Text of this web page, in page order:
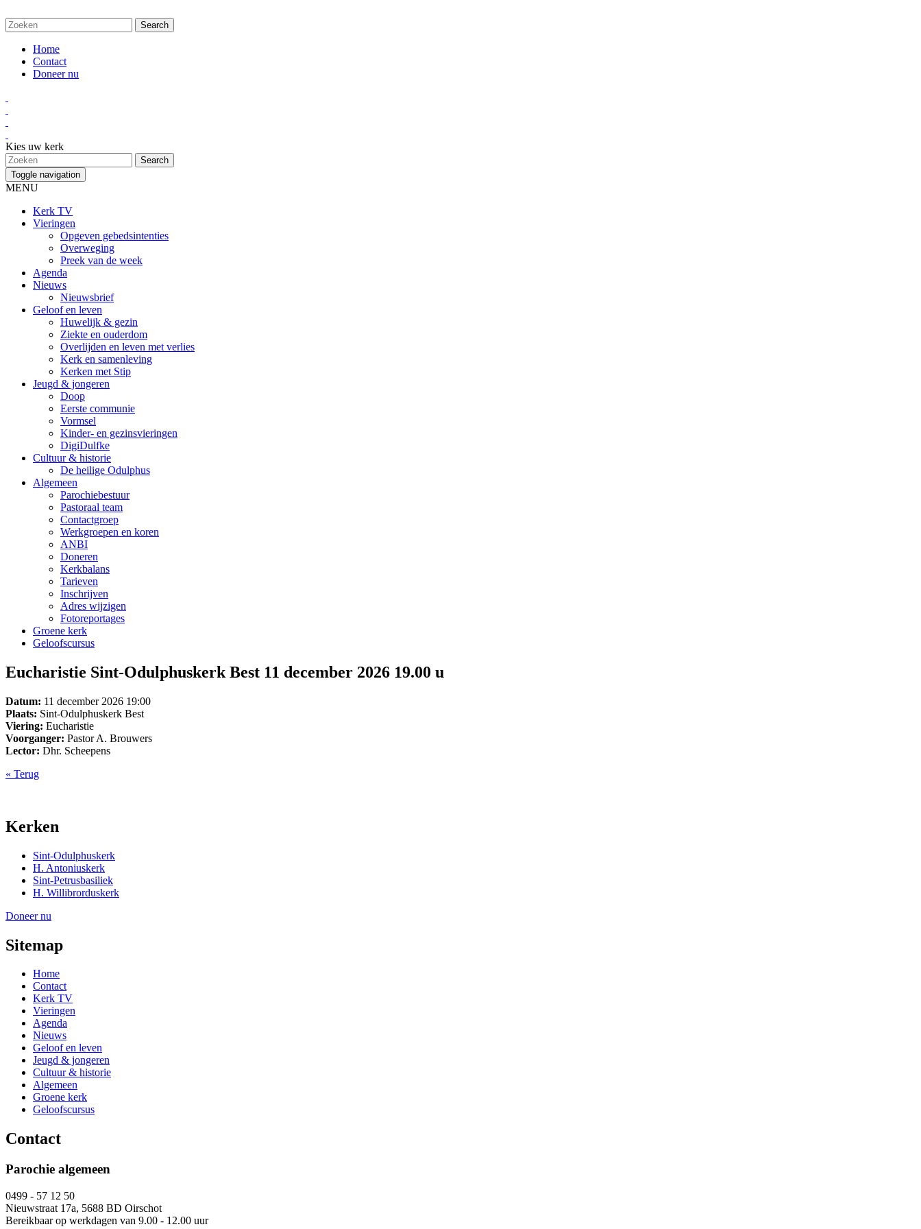
Home
Contact
Doneer nu
Kies uw kerk
Toggle navigation
MENU
Kerk TV
Vieringen
Opgeven gebedsintenties
Overweging
Preek van de week
Agenda
Nieuws
Nieuwsbrief
Geloof en leven
Huwelijk & gezin
Ziekte en ouderdom
Overlijden en leven met verlies
Kerk en samenleving
Kerken met Stip
Jeugd & jongeren
Doop
Eerste communie
Vormsel
Kinder- en gezinsvieringen
DigiDulfke
Cultuur & historie
De heilige Odulphus
Algemeen
Parochiebestuur
Pastoraal team
Contactgroep
Werkgroepen en koren
ANBI
Doneren
Kerkbalans
Tarieven
Inschrijven
Adres wijzigen
Fotoreportages
Groene kerk
Geloofscursus
Eucharistie Sint-Odulphuskerk Best 11 december 2026 19.00 u
Datum: 11 december 2026 19:00
Plaats: Sint-Odulphuskerk Best
Viering: Eucharistie
Voorganger: Pastor A. Brouwers
Lector: Dhr. Scheepens
« Terug
Kerken
Sint-Odulphuskerk
H. Antoniuskerk
Sint-Petrusbasiliek
H. Willibrorduskerk
Doneer nu
Sitemap
Home
Contact
Kerk TV
Vieringen
Agenda
Nieuws
Geloof en leven
Jeugd & jongeren
Cultuur & historie
Algemeen
Groene kerk
Geloofscursus
Contact
Parochie algemeen
0499 - 57 12 50
Nieuwstraat 17a, 5688 BD Oirschot
Bereikbaar op werkdagen van 9.00 - 12.00 uur